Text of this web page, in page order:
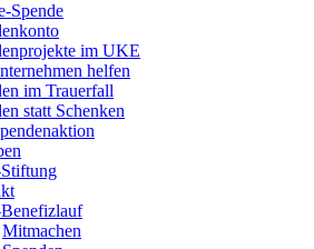
Spende
im UKE
helfen
im Trauerfall
statt Schenken
Mitmachen